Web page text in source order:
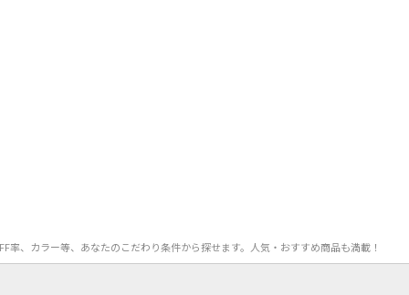
、カラー等、あなたのこだわり条件から探せます。人気・おすすめ商品も満載！